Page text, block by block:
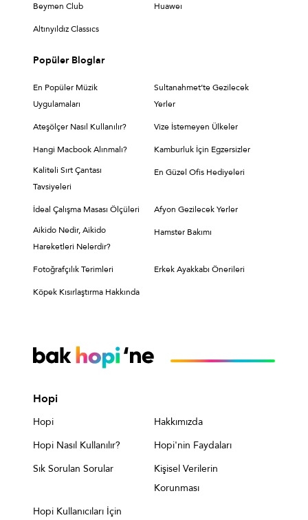
Beymen Club Huaweı
Altınyıldız Classıcs
Popüler Bloglar
En Popüler Müzik
Uygulamaları
Sultanahmet’te Gezilecek
Yerler
Ateşölçer Nasıl Kullanılır? Vize İstemeyen Ülkeler
Hangi Macbook Alınmalı?
Kamburluk İçin Egzersizler
Kaliteli Sırt Çantası
Tavsiyeleri
En Güzel Ofis Hediyeleri
İdeal Çalışma Masası Ölçüleri
Afyon Gezilecek Yerler
Aikido Nedir, Aikido
Hareketleri Nelerdir?
Hamster Bakımı
Fotoğrafçılık Terimleri Erkek Ayakkabı Önerileri
Köpek Kısırlaştırma Hakkında
Hopi
Hopi
Hakkımızda
Hopi Nasıl Kullanılır?
Hopi'nin Faydaları
Sık Sorulan Sorular
Kişisel Verilerin
Korunması
Hopi Kullanıcıları İçin